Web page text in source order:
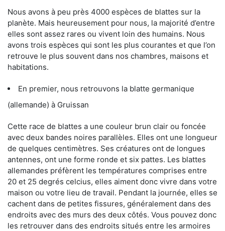
Nous avons à peu près 4000 espèces de blattes sur la
planète. Mais heureusement pour nous, la majorité d’entre
elles sont assez rares ou vivent loin des humains. Nous
avons trois espèces qui sont les plus courantes et que l’on
retrouve le plus souvent dans nos chambres, maisons et
habitations.
En premier, nous retrouvons la blatte germanique
(allemande) à Gruissan
Cette race de blattes a une couleur brun clair ou foncée
avec deux bandes noires parallèles. Elles ont une longueur
de quelques centimètres. Ses créatures ont de longues
antennes, ont une forme ronde et six pattes. Les blattes
allemandes préfèrent les températures comprises entre
20 et 25 degrés celcius, elles aiment donc vivre dans votre
maison ou votre lieu de travail. Pendant la journée, elles se
cachent dans de petites fissures, généralement dans des
endroits avec des murs des deux côtés. Vous pouvez donc
les retrouver dans des endroits situés entre les armoires